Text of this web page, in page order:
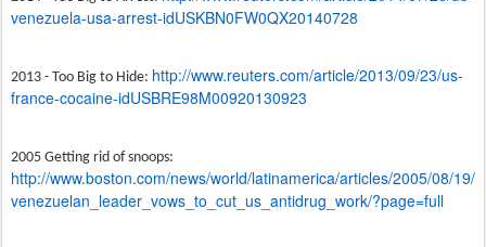
venezuela-usa-arrest-idUSKBN0FW0QX20140728
2013 - Too Big to Hide: http://www.reuters.com/article/2013/09/23/us-
france-cocaine-idUSBRE98M00920130923
2005 Getting rid of snoops:
http://www.boston.com/news/world/latinamerica/articles/2005/08/19/
venezuelan_leader_vows_to_cut_us_antidrug_work/?page=full